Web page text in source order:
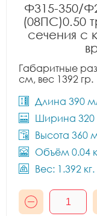
Ф315-350/
(08ПС)0.50
сечения с
Габаритные
см, вес 1392 гр.
Длина 390
Ширина
Высота 360
Объём 0.04
Вес: 1.392 кг.